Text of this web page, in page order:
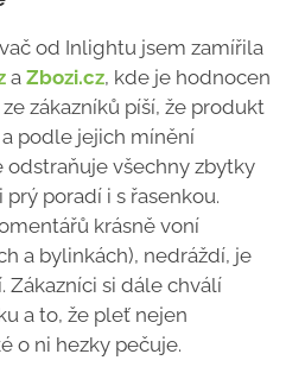
od Inlightu jsem zamířila
a Zbozi.cz, kde je hodnocen
zákazníků píší, že produkt
podle jejich mínění
všechny zbytky
poradí i s řasenkou.
krásně voní
a bylinkách), nedráždí, je
Zákazníci si dále chválí
a to, že pleť nejen
o ni hezky pečuje.